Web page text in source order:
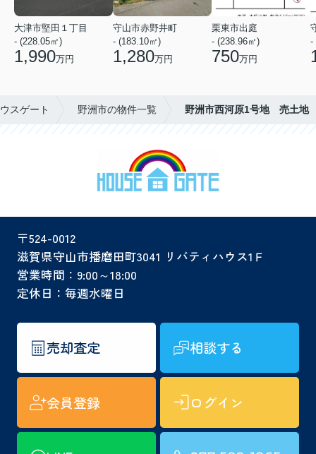
大津市堅田１丁目
- (228.05㎡)
1,990万円
守山市赤野井町
- (183.10㎡)
1,280万円
栗東市出庭
- (238.96㎡)
750万円
-
スゲート 野洲市の物件一覧 野洲市西河原1号地 売土地
〒524-0012
滋賀県守山市播磨田町3041 リバティハウス1Ｆ
営業時間：9:00～18:00
定休日：毎週水曜日
売却査定 相談する
会員登録 ログイン